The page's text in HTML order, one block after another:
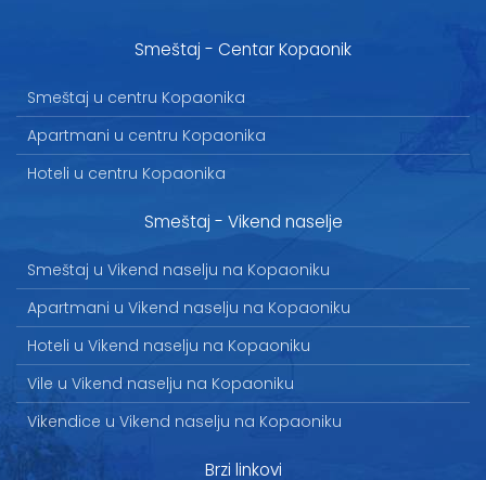
Smeštaj - Centar Kopaonik
Smeštaj u centru Kopaonika
Apartmani u centru Kopaonika
Hoteli u centru Kopaonika
Smeštaj - Vikend naselje
Smeštaj u Vikend naselju na Kopaoniku
Apartmani u Vikend naselju na Kopaoniku
Hoteli u Vikend naselju na Kopaoniku
Vile u Vikend naselju na Kopaoniku
Vikendice u Vikend naselju na Kopaoniku
Brzi linkovi